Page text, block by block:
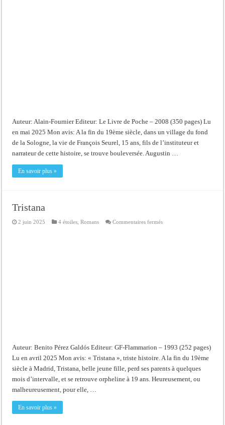
Auteur: Alain-Fournier Editeur: Le Livre de Poche – 2008 (350 pages) Lu
en mai 2025 Mon avis: A la fin du 19ème siècle, dans un village du fond
de la Sologne, la vie de François Seurel, 15 ans, fils de l’instituteur et
narrateur de cette histoire, se trouve bouleversée. Augustin …
En savoir plus »
Tristana
2 juin 2025 4 étoiles ,Romans Commentaires ferméssur
Auteur: Benito Pérez Galdós Editeur: GF-Flammarion – 1993 (252 pages)
Lu en avril 2025 Mon avis: « Tristana », triste histoire. A la fin du 19ème
siècle à Madrid, Tristana, belle jeune fille, perd ses parents à quelques
mois d’intervalle, et se retrouve orpheline à 19 ans. Heureusement, ou
malheureusement, pour elle, …
En savoir plus »